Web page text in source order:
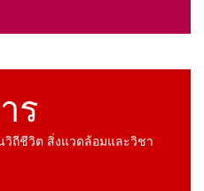
ร
ถีชีวิต สิ่งแวดล้อมและวิชา